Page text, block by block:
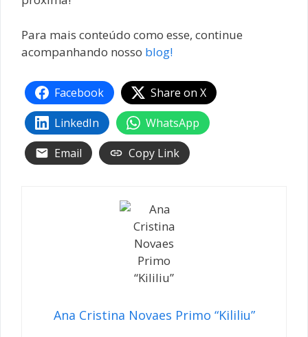
Para mais conteúdo como esse, continue
acompanhando nosso blog!
Facebook
Share on X
LinkedIn
WhatsApp
Email
Copy Link
Ana Cristina Novaes Primo “Kililiu”